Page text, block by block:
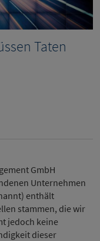
Taten
GmbH
Unternehmen
enthält
stammen, die wir
jedoch keine
dieser